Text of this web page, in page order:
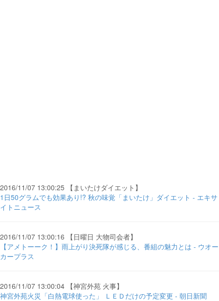
2016/11/07 13:00:25 【まいたけダイエット】
1日50グラムでも効果あり!? 秋の味覚「まいたけ」ダイエット - エキサ
イトニュース
2016/11/07 13:00:16 【日曜日 大物司会者】
【アメトーーク！】雨上がり決死隊が感じる、番組の魅力とは - ウオー
カープラス
2016/11/07 13:00:04 【神宮外苑 火事】
神宮外苑火災「白熱電球使った」 ＬＥＤだけの予定変更 - 朝日新聞